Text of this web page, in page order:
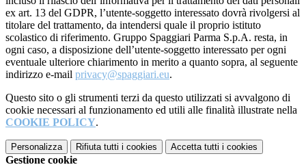
ex art. 13 del GDPR, l’utente-soggetto interessato dovrà rivolgersi al
titolare del trattamento, da intendersi quale il proprio istituto
scolastico di riferimento. Gruppo Spaggiari Parma S.p.A. resta, in
ogni caso, a disposizione dell’utente-soggetto interessato per ogni
eventuale ulteriore chiarimento in merito a quanto sopra, al seguente
indirizzo e-mail privacy@spaggiari.eu.
Questo sito o gli strumenti terzi da questo utilizzati si avvalgono di
cookie necessari al funzionamento ed utili alle finalità illustrate nella
COOKIE POLICY.
Personalizza Rifiuta tutti i cookies Accetta tutti i cookies
Gestione cookie